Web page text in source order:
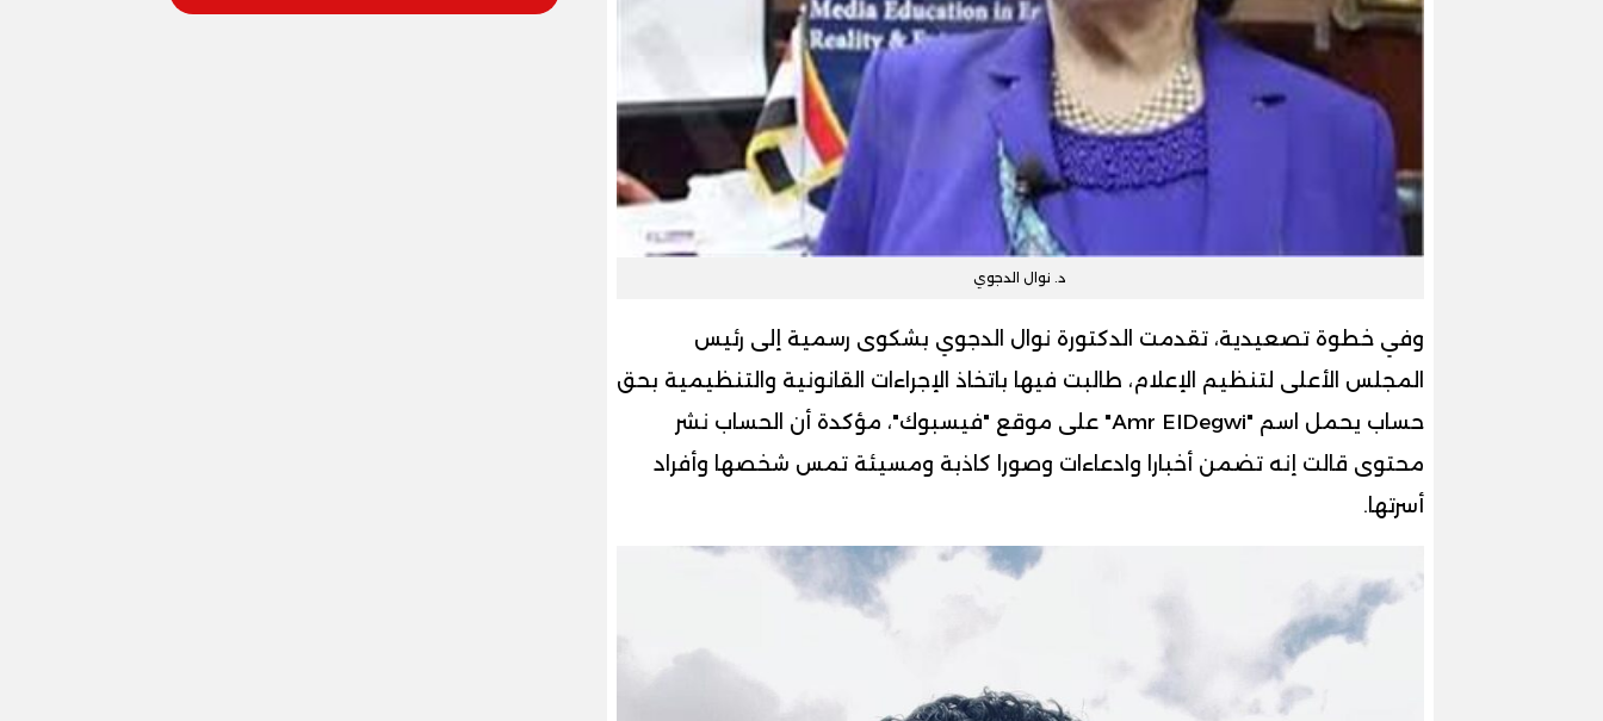
د. نوال الدجوي
وفي خطوة تصعيدية، تقدمت الدكتورة نوال الدجوي بشكوى رسمية إلى رئيس
المجلس الأعلى لتنظيم الإعلام، طالبت فيها باتخاذ الإجراءات القانونية والتنظيمية بحق
حساب يحمل اسم "Amr ElDegwi" على موقع "فيسبوك"، مؤكدة أن الحساب نشر
محتوى قالت إنه تضمن أخبارا وادعاءات وصورا كاذبة ومسيئة تمس شخصها وأفراد
أسرتها.